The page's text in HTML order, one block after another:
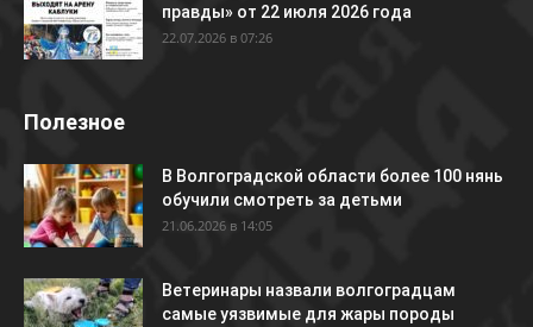
правды» от 22 июля 2026 года
22.07.2026 в 07:26
Полезное
В Волгоградской области более 100 нянь
обучили смотреть за детьми
21.06.2026 в 14:05
Ветеринары назвали волгоградцам
самые уязвимые для жары породы